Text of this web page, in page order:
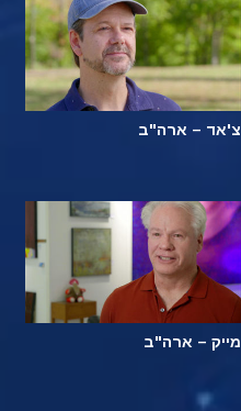
צ'אד – ארה"ב
מייק – ארה"ב